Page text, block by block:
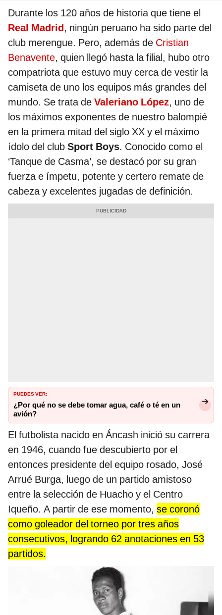
Durante los 120 años de historia que tiene el
Real Madrid, ningún peruano ha sido parte del
club merengue. Pero, además de Cristian
Benavente, quien llegó hasta la filial, hubo otro
compatriota que estuvo muy cerca de vestir la
camiseta de uno los equipos más grandes del
mundo. Se trata de Valeriano López, uno de
los máximos exponentes de nuestro balompié
en la primera mitad del siglo XX y el máximo
ídolo del club Sport Boys. Conocido como el
‘Tanque de Casma’, se destacó por su gran
fuerza e ímpetu, potente y certero remate de
cabeza y excelentes jugadas de definición.
PUEDES VER:
¿Por qué no se debe tomar agua, café o té en un
avión?
El futbolista nacido en Áncash inició su carrera
en 1946, cuando fue descubierto por el
entonces presidente del equipo rosado, José
Arrué Burga, luego de un partido amistoso
entre la selección de Huacho y el Centro
Iqueño. A partir de ese momento, se coronó
como goleador del torneo por tres años
consecutivos, logrando 62 anotaciones en 53
partidos.